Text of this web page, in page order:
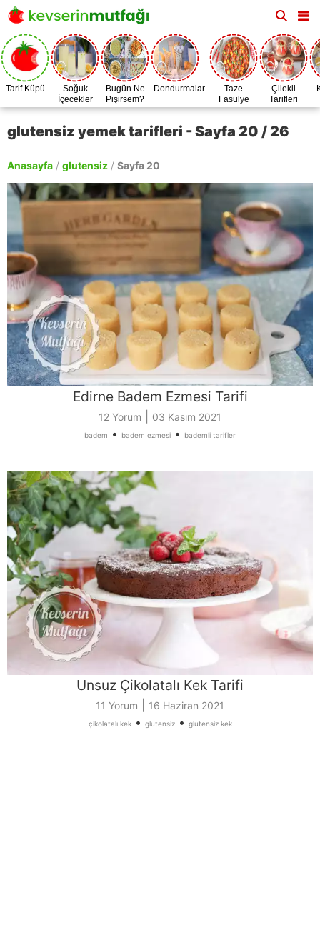
Tarif Küpü
Soğuk
İçecekler
Bugün Ne
Pişirsem?
Dondurmalar
Taze
Fasulye
Zamanı
Çilekli
Tarifleri
glutensiz yemek tarifleri - Sayfa 20 / 26
Anasayfa / glutensiz / Sayfa 20
Edirne Badem Ezmesi Tarifi
12 Yorum 03 Kasım 2021
badem • badem ezmesi • bademli tarifler
Unsuz Çikolatalı Kek Tarifi
11 Yorum 16 Haziran 2021
çikolatalı kek• glutensiz• glutensiz kek